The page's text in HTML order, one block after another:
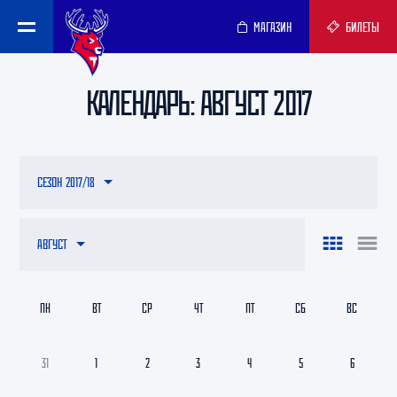
МАГАЗИН БИЛЕТЫ
КАЛЕНДАРЬ: АВГУСТ 2017
АВГУСТ
СЕЗОН 2017/18
31 1 2 3 4 5 6
ПН ВТ СР ЧТ ПТ СБ ВС